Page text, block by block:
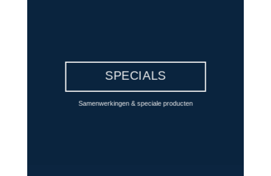
SPECIALS
Samenwerkingen & speciale producten